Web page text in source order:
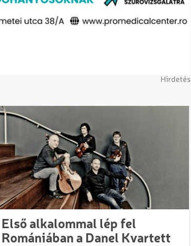
Hirdetés
Első alkalommal lép fel
Romániában a Danel Kvartett